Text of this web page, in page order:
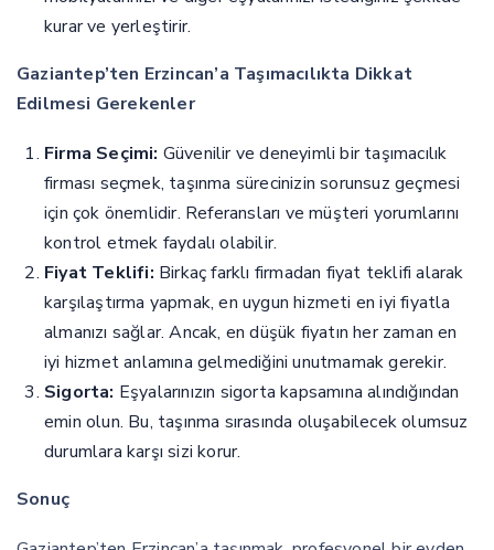
kurar ve yerleştirir.
Gaziantep’ten Erzincan’a Taşımacılıkta Dikkat
Edilmesi Gerekenler
Firma Seçimi: Güvenilir ve deneyimli bir taşımacılık
firması seçmek, taşınma sürecinizin sorunsuz geçmesi
için çok önemlidir. Referansları ve müşteri yorumlarını
kontrol etmek faydalı olabilir.
Fiyat Teklifi: Birkaç farklı firmadan fiyat teklifi alarak
karşılaştırma yapmak, en uygun hizmeti en iyi fiyatla
almanızı sağlar. Ancak, en düşük fiyatın her zaman en
iyi hizmet anlamına gelmediğini unutmamak gerekir.
Sigorta: Eşyalarınızın sigorta kapsamına alındığından
emin olun. Bu, taşınma sırasında oluşabilecek olumsuz
durumlara karşı sizi korur.
Sonuç